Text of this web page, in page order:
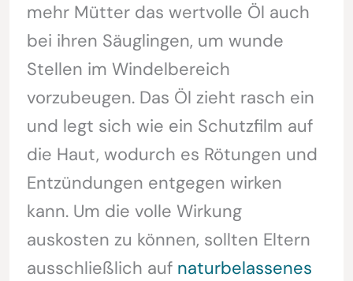
mehr Mütter das wertvolle Öl auch
bei ihren Säuglingen, um wunde
Stellen im Windelbereich
vorzubeugen. Das Öl zieht rasch ein
und legt sich wie ein Schutzfilm auf
die Haut, wodurch es Rötungen und
Entzündungen entgegen wirken
kann. Um die volle Wirkung
auskosten zu können, sollten Eltern
ausschließlich auf naturbelassenes